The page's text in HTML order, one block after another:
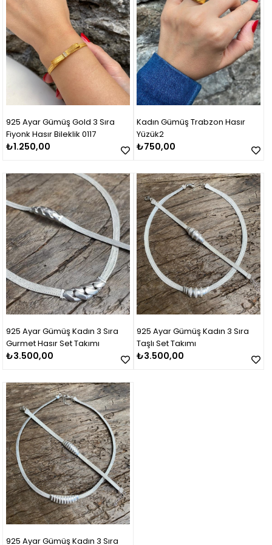
925 Ayar Gümüş Gold 3 Sıra
Fiyonk Hasır Bileklik 0117
₺1.250,00
Kadın Gümüş Trabzon Hasır
Yüzük2
₺750,00
925 Ayar Gümüş Kadın 3 Sıra
Gurmet Hasır Set Takımı
₺3.500,00
925 Ayar Gümüş Kadın 3 Sıra
Taşlı Set Takımı
₺3.500,00
925 Ayar Gümüş Kadın 3 Sıra